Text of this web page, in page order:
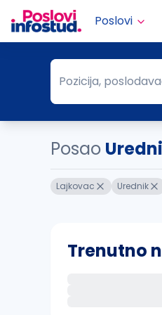
Poslovi
Pozicija,
Pozicija,
Posao
Lajkovac Urednik
Trenutno